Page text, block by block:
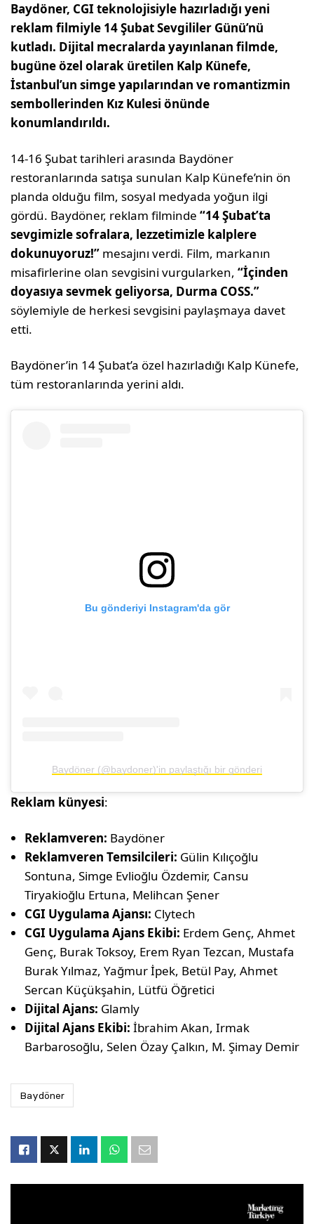
Baydöner, CGI teknolojisiyle hazırladığı yeni
reklam filmiyle 14 Şubat Sevgililer Günü’nü
kutladı. Dijital mecralarda yayınlanan filmde,
bugüne özel olarak üretilen Kalp Künefe,
İstanbul’un simge yapılarından ve romantizmin
sembollerinden Kız Kulesi önünde
konumlandırıldı.
14-16 Şubat tarihleri arasında Baydöner
restoranlarında satışa sunulan Kalp Künefe’nin ön
planda olduğu film, sosyal medyada yoğun ilgi
gördü. Baydöner, reklam filminde“14 Şubat’ta
sevgimizle sofralara, lezzetimizle kalplere
dokunuyoruz!” mesajını verdi. Film, markanın
misafirlerine olan sevgisini vurgularken,“İçinden
doyasıya sevmek geliyorsa, Durma COSS.”
söylemiyle de herkesi sevgisini paylaşmaya davet
etti.
Baydöner’in 14 Şubat’a özel hazırladığı Kalp Künefe,
tüm restoranlarında yerini aldı.
Bu gönderiyi Instagram'da gör
Baydöner (@baydoner)'in paylaştığı bir gönderi
Reklam künyesi:
Reklamveren: Baydöner
Reklamveren Temsilcileri: Gülin Kılıçoğlu
Sontuna, Simge Evlioğlu Özdemir, Cansu
Tiryakioğlu Ertuna, Melihcan Şener
CGI Uygulama Ajansı: Clytech
CGI Uygulama Ajans Ekibi: Erdem Genç, Ahmet
Genç, Burak Toksoy, Erem Ryan Tezcan, Mustafa
Burak Yılmaz, Yağmur İpek, Betül Pay, Ahmet
Sercan Küçükşahin, Lütfü Öğretici
Dijital Ajans: Glamly
Dijital Ajans Ekibi: İbrahim Akan, Irmak
Barbarosoğlu, Selen Özay Çalkın, M. Şimay Demir
Baydöner